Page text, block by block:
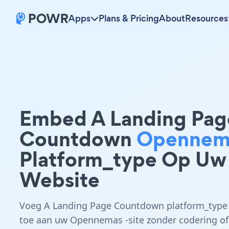
Apps Plans & PricingAboutResources
Embed A Landing
Countdown
Platform_type Op Uw
Website
Voeg A Landing Page Countdown platform_type
toe aan uw Opennemas -site zonder codering of